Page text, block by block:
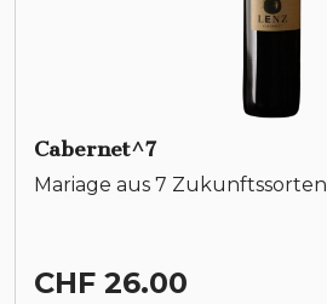
Cabernet^7
Mariage aus 7 Zukunftssorten
CHF 26.00